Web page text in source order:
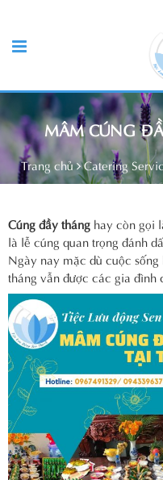
MÂM CÚNG
Trang chủ Catering
Cúng đầy tháng hay còn gọi
là lễ cúng quan trọng đánh
Ngày nay mặc dù cuộc
tháng vẫn được các gia đình